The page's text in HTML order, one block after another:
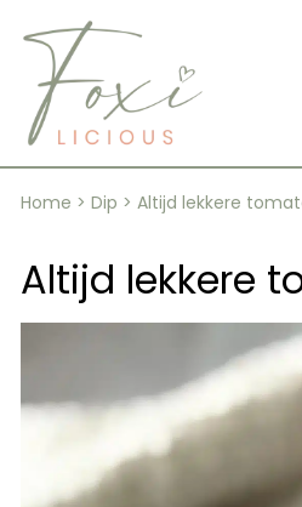
content
Home > Dip > Altijd lekkere
Altijd lekkere